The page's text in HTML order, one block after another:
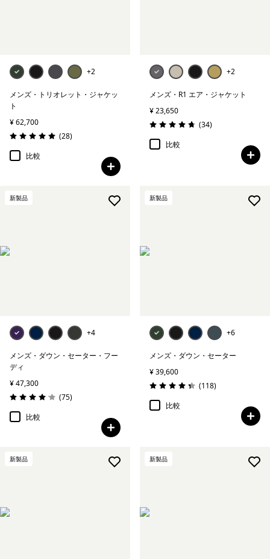
+2
メンズ・トリオレット・ジャケッ
ト
¥ 62,700
評価: 5.0 / 5
(28レビュー
)
比較
+2
メンズ・R1 エア・ジャケット
¥ 23,650
評価: 4.8 / 5
(34レビュー
)
比較
新製品
+4
メンズ・ダウン・セーター・フー
ディ
¥ 47,300
評価: 4.1 / 5
(75レビュー
)
比較
新製品
+6
メンズ・ダウン・セーター
¥ 39,600
評価: 4.3 / 5
(118レビュー
)
比較
新製品 新製品